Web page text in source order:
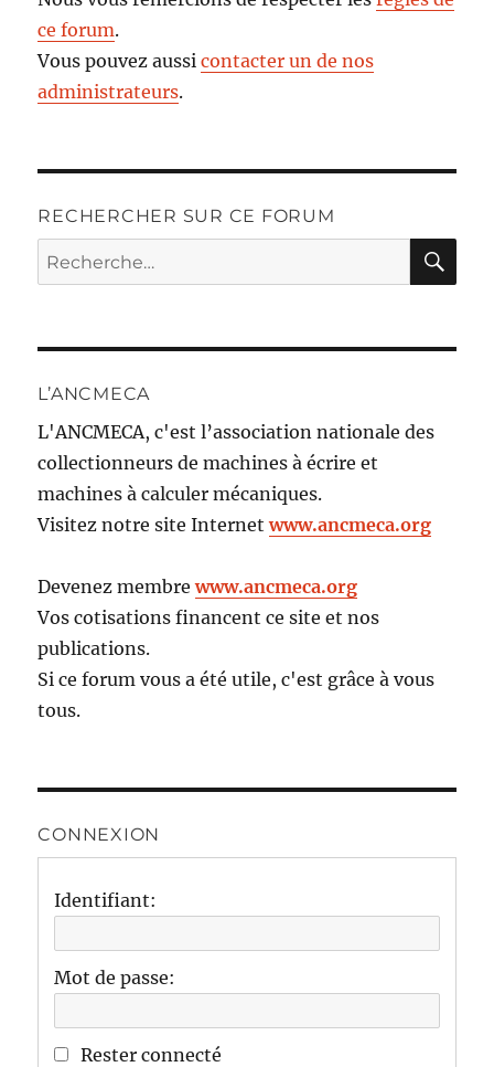
ce forum.
Vous pouvez aussicontacter un de nos
administrateurs.
RECHERCHER SUR CE FORUM
Recherche
pour :
L’ANCMECA
L'ANCMECA, c'est l’association nationale des
collectionneurs de machines à écrire et
machines à calculer mécaniques.
Visitez notre site Internetwww.ancmeca.org
Devenez membrewww.ancmeca.org
Vos cotisations financent ce site et nos
publications.
Si ce forum vous a été utile, c'est grâce à vous
tous.
CONNEXION
Identifiant:
Mot de passe:
Rester connecté